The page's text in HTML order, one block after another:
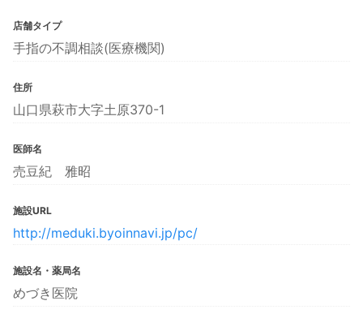
店舗タイプ
手指の不調相談(医療機関)
住所
山口県萩市大字土原370-1
医師名
売豆紀 雅昭
施設URL
http://meduki.byoinnavi.jp/pc/
施設名・薬局名
めづき医院